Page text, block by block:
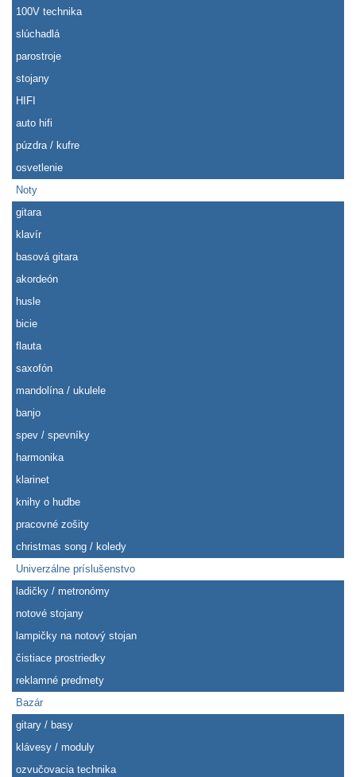
100V technika
slúchadlá
parostroje
stojany
HIFI
auto hifi
púzdra / kufre
osvetlenie
Noty
gitara
klavír
basová gitara
akordeón
husle
bicie
flauta
saxofón
mandolína / ukulele
banjo
spev / spevníky
harmonika
klarinet
knihy o hudbe
pracovné zošity
christmas song / koledy
Univerzálne príslušenstvo
ladičky / metronómy
notové stojany
lampičky na notový stojan
čistiace prostriedky
reklamné predmety
Bazár
gitary / basy
klávesy / moduly
ozvučovacia technika